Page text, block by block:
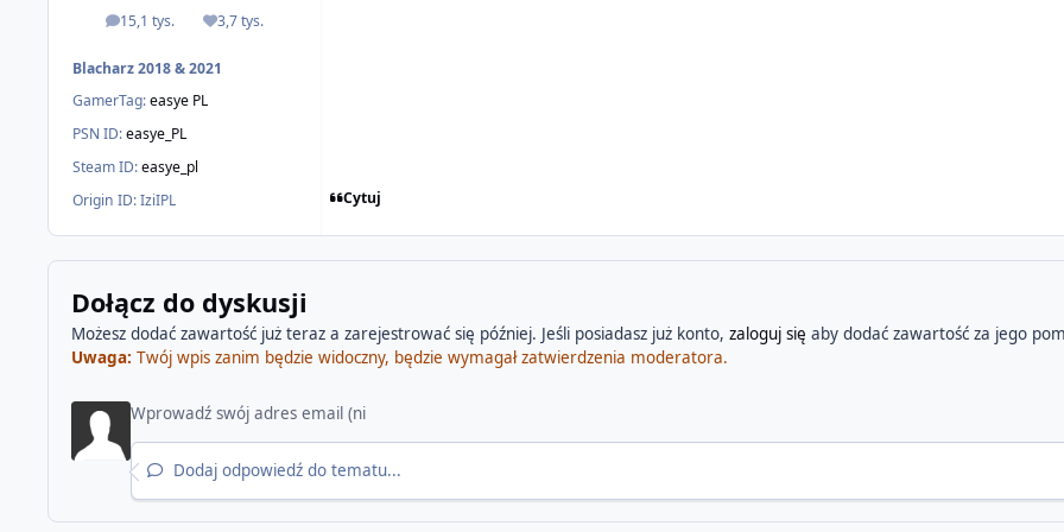
15,1 tys.
odpowiedzi3,7 tys.
Reputacja
Blacharz 2018 & 2021
GamerTag:easye PL
PSN ID:easye_PL
Steam ID:easye_pl
Origin ID:IziIPL Cytuj
Dołącz do dyskusji
Możesz dodać zawartość już teraz a zarejestrować się później. Jeśli posiadasz już konto, zaloguj się aby dodać zawartość za jego
Uwaga: Twój wpis zanim będzie widoczny, będzie wymagał zatwierdzenia moderatora.
Dodaj odpowiedź do tematu...